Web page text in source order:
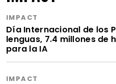
IMPACT
Día Internacional de los
lenguas, 7.4 millones de
para la IA
IMPACT